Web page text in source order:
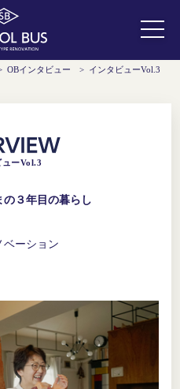
OBインタビュー > インタビューVol.3
ューVol.3
３年目の暮らし
ベーション